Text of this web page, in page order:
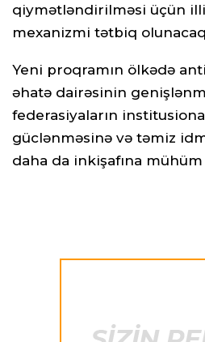
qiymətləndirilməsi üçün
mexanizmi tətbiq
Yeni proqramın ölkədə
əhatə dairəsinin
federasiyaların
güclənməsinə və təmiz
daha da inkişafına